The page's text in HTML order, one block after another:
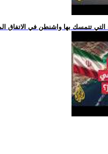
التي تتمسك بها واشنطن في الاتفاق